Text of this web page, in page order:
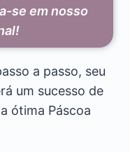
se em nosso
a passo, seu
um sucesso de
ótima Páscoa